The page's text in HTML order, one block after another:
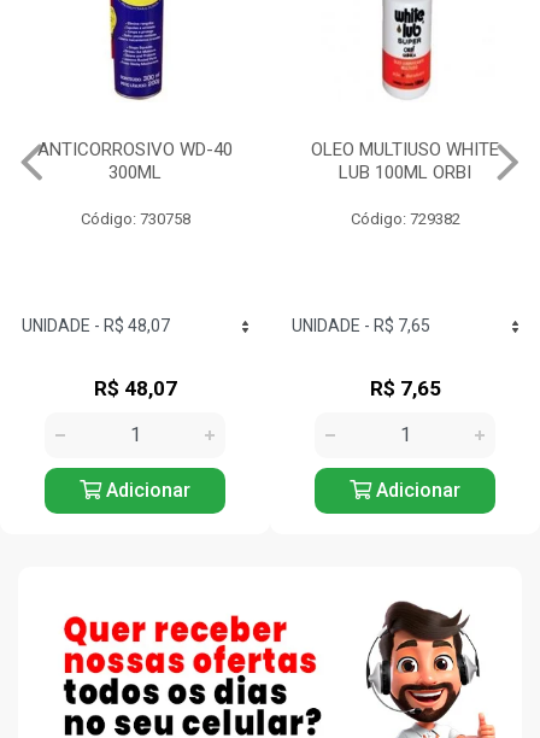
ANTICORROSIVO WD-40
300ML
Código: 730758
R$ 48,07
Adicionar
OLEO MULTIUSO WHITE
LUB 100ML ORBI
Código: 729382
R$ 7,65
Adicionar